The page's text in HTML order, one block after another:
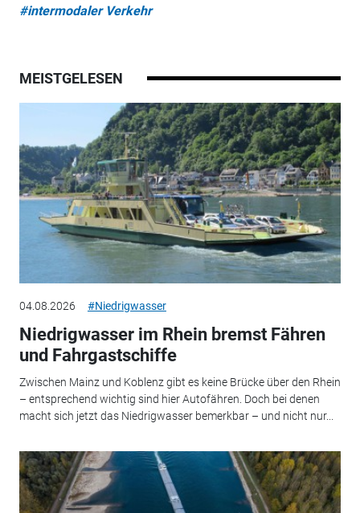
#intermodaler Verkehr
MEISTGELESEN
04.08.2026 #Niedrigwasser
Niedrigwasser im Rhein bremst Fähren
und Fahrgastschiffe
Zwischen Mainz und Koblenz gibt es keine Brücke über den Rhein
– entsprechend wichtig sind hier Autofähren. Doch bei denen
macht sich jetzt das Niedrigwasser bemerkbar – und nicht nur...